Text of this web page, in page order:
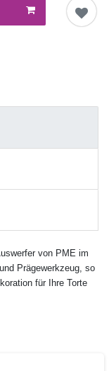
von PME im
Prägewerkzeug, so
für Ihre Torte